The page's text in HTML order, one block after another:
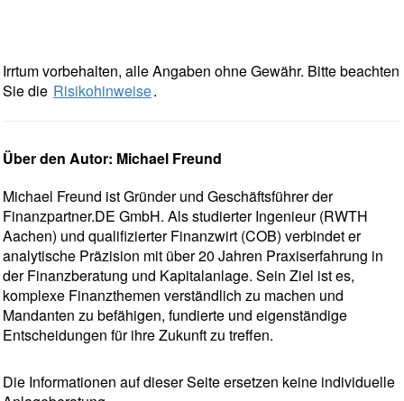
Irrtum vorbehalten, alle Angaben ohne Gewähr. Bitte beachten
Sie die Risikohinweise.
Über den Autor: Michael Freund
Michael Freund ist Gründer und Geschäftsführer der
Finanzpartner.DE GmbH. Als studierter Ingenieur (RWTH
Aachen) und qualifizierter Finanzwirt (COB) verbindet er
analytische Präzision mit über 20 Jahren Praxiserfahrung in
der Finanzberatung und Kapitalanlage. Sein Ziel ist es,
komplexe Finanzthemen verständlich zu machen und
Mandanten zu befähigen, fundierte und eigenständige
Entscheidungen für ihre Zukunft zu treffen.
Die Informationen auf dieser Seite ersetzen keine individuelle